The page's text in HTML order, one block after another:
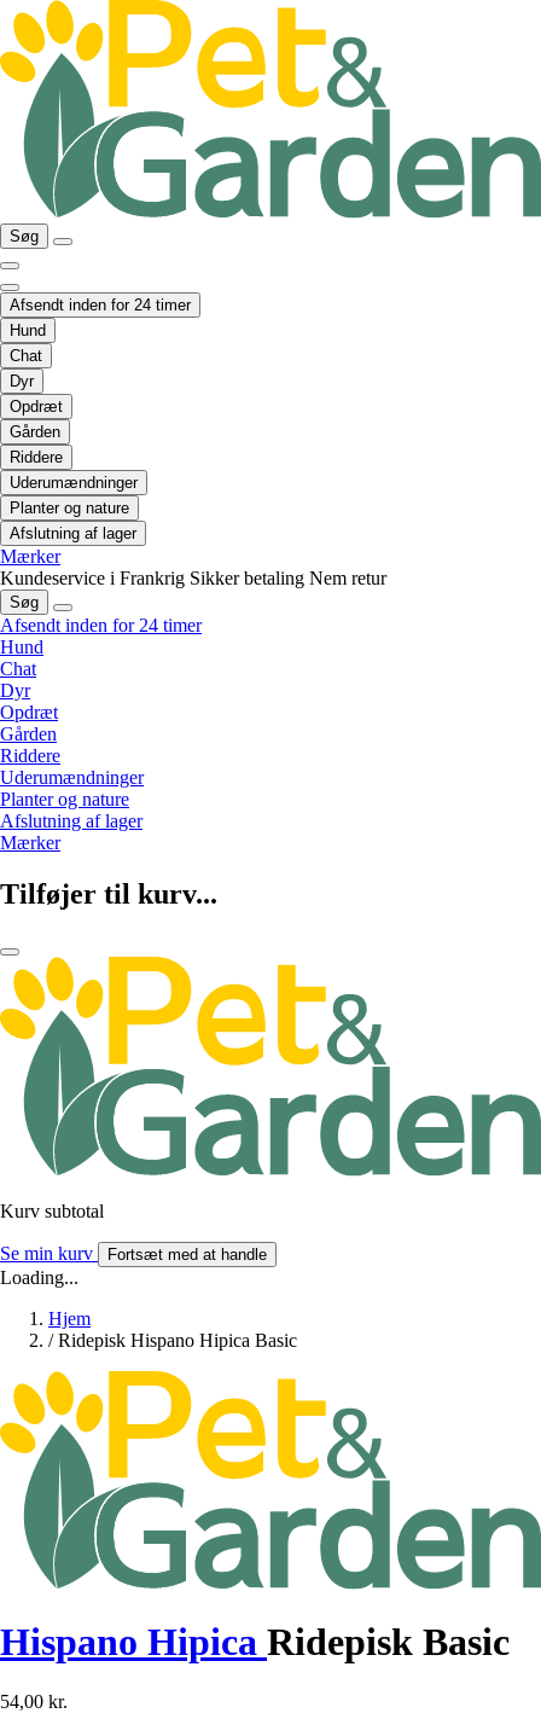
Søg
Afsendt inden for 24 timer
Hund
Chat
Dyr
Opdræt
Gården
Riddere
Uderumændninger
Planter og nature
Afslutning af lager
Mærker
Kundeservice i Frankrig Sikker betaling Nem retur
Søg
Afsendt inden for 24 timer
Hund
Chat
Dyr
Opdræt
Gården
Riddere
Uderumændninger
Planter og nature
Afslutning af lager
Mærker
Tilføjer til kurv...
Kurv subtotal
Se min kurv Fortsæt med at handle
Loading...
Hjem
/ Ridepisk Hispano Hipica Basic
Hispano Hipica Ridepisk Basic
54,00 kr.